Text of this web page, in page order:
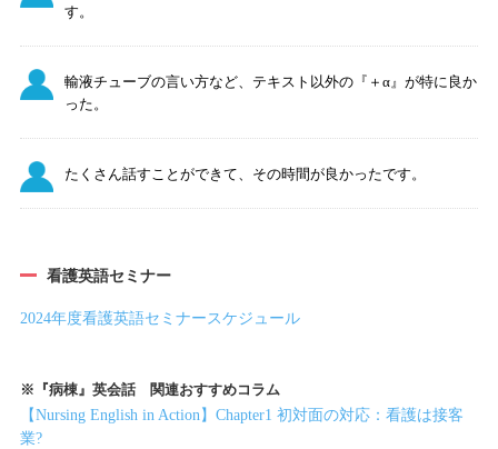
す。
輸液チューブの言い方など、テキスト以外の『＋α』が特に良か
った。
たくさん話すことができて、その時間が良かったです。
看護英語セミナー
2024年度看護英語セミナースケジュール
※『病棟』英会話 関連おすすめコラム
【Nursing English in Action】Chapter1 初対面の対応：看護は接客
業?